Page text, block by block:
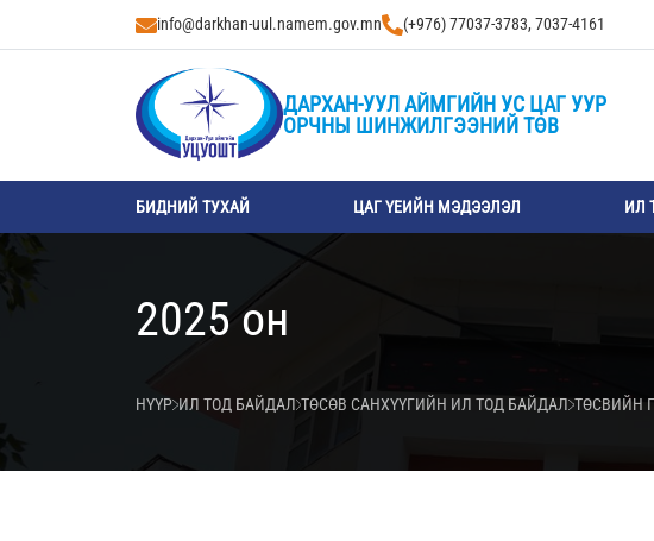
info@darkhan-uul.namem.gov.mn (+976) 77037-3783, 7037-4161
ДАРХАН-УУЛ АЙМГИЙН УС ЦАГ УУР
ОРЧНЫ ШИНЖИЛГЭЭНИЙ ТӨВ
БИДНИЙ ТУХАЙ ЦАГ ҮЕИЙН МЭДЭЭЛЭЛ ИЛ
2025 он
НҮҮР ИЛ ТОД БАЙДАЛ ТӨСӨВ САНХҮҮГИЙН ИЛ ТОД БАЙДАЛ ТӨСВИЙН